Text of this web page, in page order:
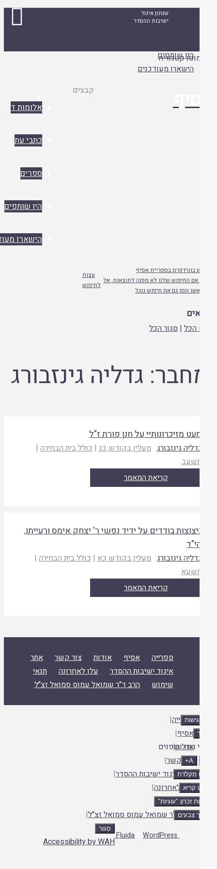
היו שותפים
הישארו מעודכנים
שנתון איגוד
ישיבות ההסדר
אלומות ד
כתבי עת
ספרים
היו שותפים
הישארו מעודכנים
קבצים
בוורדפרס בספריית אסיף
אם החיפוש שלנו לא מפנה לתוצאות, אל
ונסו גם את חיפוש גוגל
לחיפוש
|סגור הכל
גדליה גינזבורג
מזיכרונותיי על חנן פורת ז"ל
גינזבורג מעלין בקודש כג|כולל בית הבחירה|
קריאת המאמר
בודדים על ידיד נפשי ר' יצחק אימס ורעייתו,
גינזבורג מעלין בקודש כא|כולל בית הבחירה|
קריאת המאמר
ספרייה אסיף אודות צור קשר
אתר
איגוד ישיבות ההסדר
עלו לאחרונה
תנאי
שימוש
הרב ד"ר שמואל עמוס סמואל זצ"ל
ספרייה|
אסיף|
אודות|
צור קשר|
אתר איגוד ישיבות ההסדר|
עלו לאחרונה|
תנאי שימוש|
הרב ד"ר שמואל עמוס סמואל זצ"ל|
&WordPress.
גודל גופנים
מקלדת
זכרון "עוגיות"
צבעים
Accessibility by WAH